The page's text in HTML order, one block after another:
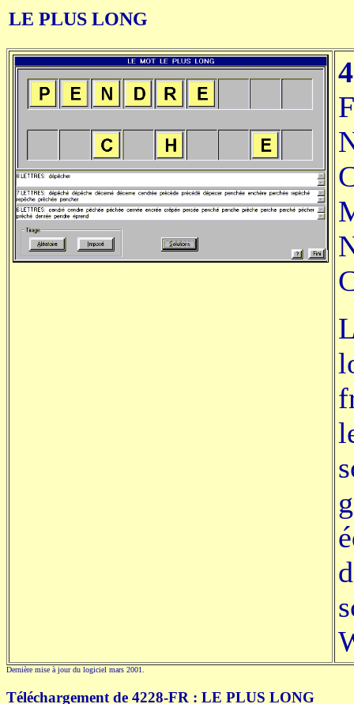
LE PLUS LONG
Dernière mise à jour du logiciel mars 2001.
Téléchargement de 4228-FR : LE PLUS LONG